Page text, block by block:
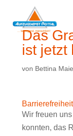
Das
ist jetzt
von Bettina
Wir freuen
konnten, das